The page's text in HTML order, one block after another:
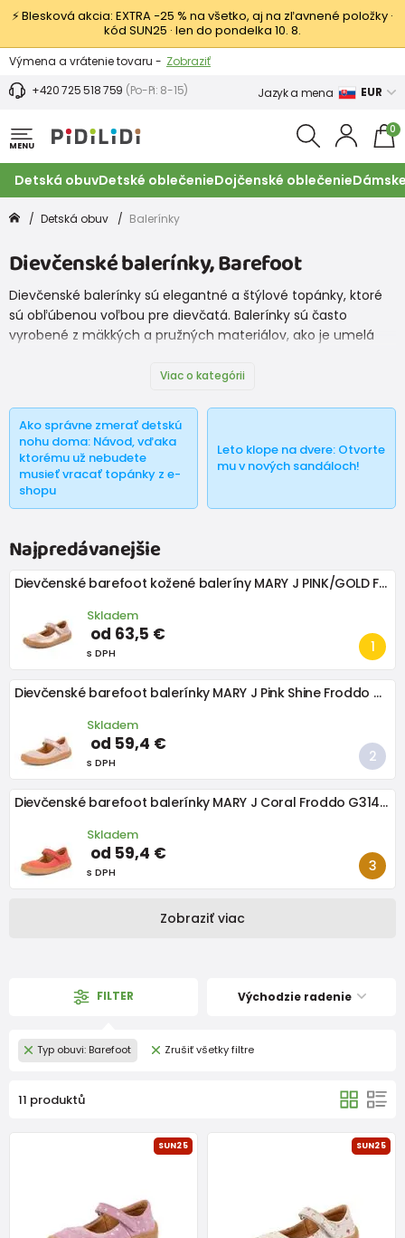
⚡ Blesková akcia: EXTRA −25 % na všetko, aj na zľavnené položky ·
kód SUN25 · len do pondelka 10. 8.
Výmena a vrátenie tovaru - Zobraziť
Zľava 3,80 EUR na prvý nákup - Podmienky
+420 725 518 759 (Po-Pi: 8-15) Jazyk a mena EUR
MENU
0
Detská obuvDetské oblečenieDojčenské oblečenie
Detská obuv Balerínky
Dievčenské balerínky, Barefoot
Dievčenské balerínky sú elegantné a štýlové topánky, ktoré
sú obľúbenou voľbou pre dievčatá. Balerínky sú často
vyrobené z mäkkých a pružných materiálov, ako je umelá
voľnosť pohybu. Sú ideálne na rôzne príležitosti, od
kombinujú s rôznymi typmi oblečenia, odšiatasukníaž po
džínsyalegíny.
Viac o kategórii
Ako správne zmerať detskú
nohu doma: Návod, vďaka
ktorému už nebudete
musieť vracať topánky z e-
shopu
Leto klope na dvere: Otvorte
mu v nových sandáloch!
Najpredávanejšie
Dievčenské barefoot kožené baleríny MARY J PINK/GOLD Froddo G3140195-1
Skladem
od 63,5 €
s DPH
Dievčenské barefoot balerínky MARY J Pink Shine Froddo G3140184-4 ružová
Skladem
od 59,4 €
s DPH
Dievčenské barefoot balerínky MARY J Coral Froddo G3140184-7 červená
Skladem
od 59,4 €
s DPH
Zobraziť viac
FILTER Východzie radenie
Typ obuvi: Barefoot Zrušiť všetky filtre
11 produktů
SUN25 SUN25